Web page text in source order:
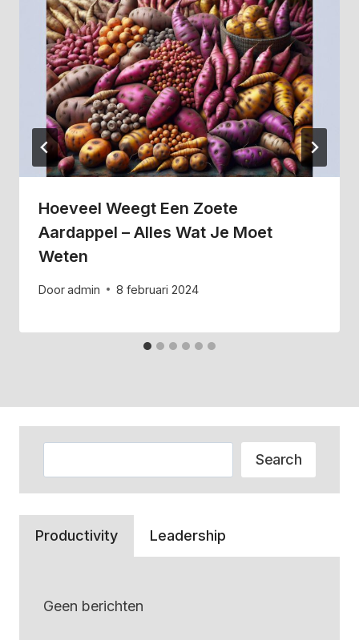
Hoeveel Weegt Een Zoete
Aardappel – Alles Wat Je Moet
Weten
Dooradmin 8 februari 2024
Search
Productivity Leadership
Geen berichten